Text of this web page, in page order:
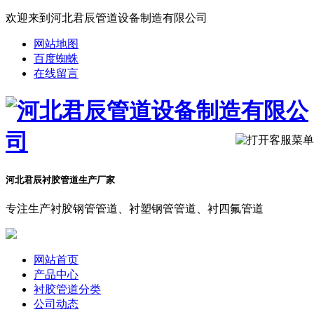
欢迎来到河北君辰管道设备制造有限公司
网站地图
百度蜘蛛
在线留言
河北君辰衬胶管道生产厂家
专注生产衬胶钢管管道、衬塑钢管管道、衬四氟管道
网站首页
产品中心
衬胶管道分类
公司动态